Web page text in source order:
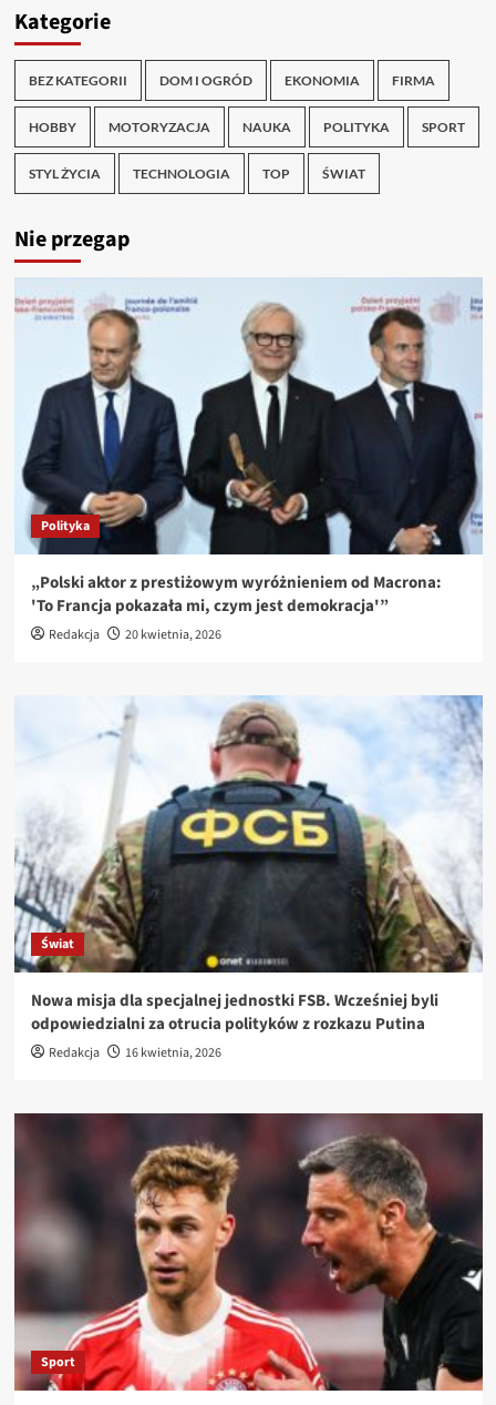
Kategorie
BEZ KATEGORII DOM I OGRÓD EKONOMIA FIRMA
HOBBY MOTORYZACJA NAUKA POLITYKA SPORT
STYL ŻYCIA TECHNOLOGIA TOP ŚWIAT
Nie przegap
Polityka
„Polski aktor z prestiżowym wyróżnieniem od Macrona:
'To Francja pokazała mi, czym jest demokracja'”
Redakcja 20 kwietnia, 2026
Świat
Nowa misja dla specjalnej jednostki FSB. Wcześniej byli
odpowiedzialni za otrucia polityków z rozkazu Putina
Redakcja 16 kwietnia, 2026
Sport